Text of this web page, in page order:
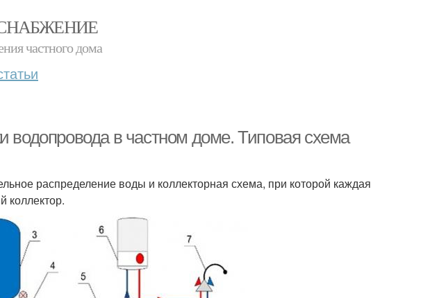
частного дома
водопровода в частном доме. Типовая схема
распределение воды и коллекторная схема, при которой каждая
коллектор.